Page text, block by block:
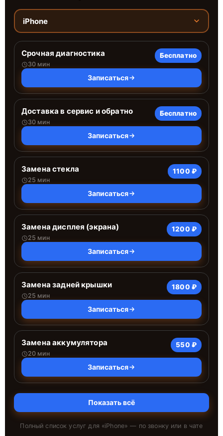
iPhone
Срочная диагностика
30 мин
Бесплатно
Записаться
Доставка в сервис и обратно
30 мин
Бесплатно
Записаться
Замена стекла
25 мин
1100 ₽
Записаться
Замена дисплея (экрана)
25 мин
1200 ₽
Записаться
Замена задней крышки
25 мин
1800 ₽
Записаться
Замена аккумулятора
20 мин
550 ₽
Записаться
Показать всё
Полный список услуг для «iPhone» — по звонку или в чате